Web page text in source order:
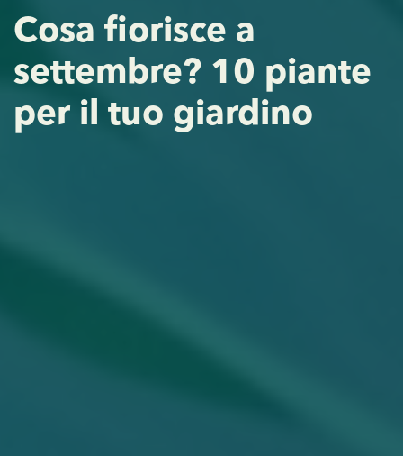
Cosa fiorisce a
settembre? 10 piante
per il tuo giardino